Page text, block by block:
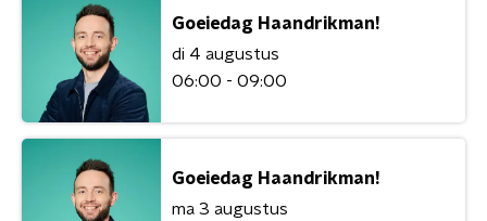
Goeiedag Haandrikman!
di 4 augustus
06:00 - 09:00
Goeiedag Haandrikman!
ma 3 augustus